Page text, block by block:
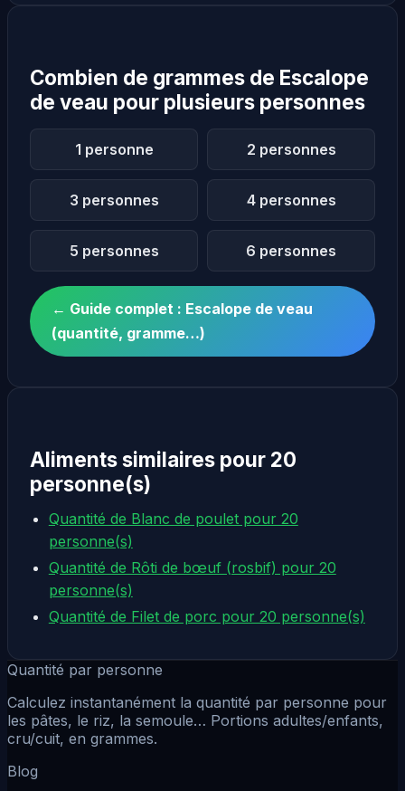
Combien de grammes de Escalope
de veau pour plusieurs personnes
1 personne 2 personnes
3 personnes 4 personnes
5 personnes 6 personnes
← Guide complet : Escalope de veau
(quantité, gramme…)
Aliments similaires pour 20
personne(s)
Quantité de Blanc de poulet pour 20
personne(s)
Quantité de Rôti de bœuf (rosbif) pour 20
personne(s)
Quantité de Filet de porc pour 20 personne(s)
Quantité par personne
Calculez instantanément la quantité par personne pour
les pâtes, le riz, la semoule… Portions adultes/enfants,
cru/cuit, en grammes.
Blog